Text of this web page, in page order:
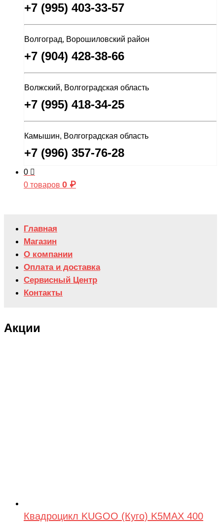
+7 (995) 403-33-57
Волгоград, Ворошиловский район
+7 (904) 428-38-66
Волжский, Волгоградская область
+7 (995) 418-34-25
Камышин, Волгоградская область
+7 (996) 357-76-28
0
0 товаров 0 ₽
Главная
Магазин
О компании
Оплата и доставка
Сервисный Центр
Контакты
Акции
Квадроцикл KUGOO (Куго) K5MAX 400